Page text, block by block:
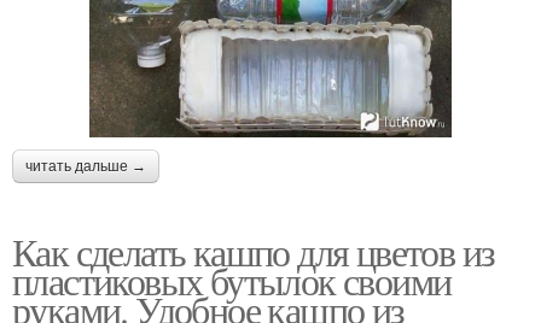
читать дальше →
Как сделать кашпо для цветов из
пластиковых бутылок своими
руками. Удобное кашпо из